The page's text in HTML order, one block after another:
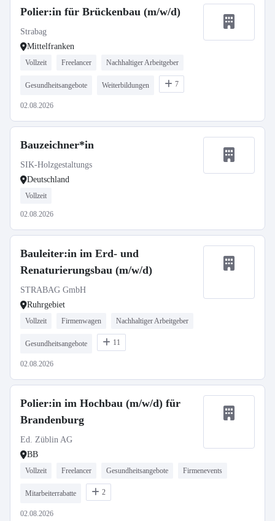
Polier:in für Brückenbau (m/w/d)
Strabag
Mittelfranken
Vollzeit Freelancer Nachhaltiger Arbeitgeber
Gesundheitsangebote Weiterbildungen 7
02.08.2026
Bauzeichner*in
SIK-Holzgestaltungs
Deutschland
Vollzeit
02.08.2026
Bauleiter:in im Erd- und
Renaturierungsbau (m/w/d)
STRABAG GmbH
Ruhrgebiet
Vollzeit Firmenwagen Nachhaltiger Arbeitgeber
Gesundheitsangebote 11
02.08.2026
Polier:in im Hochbau (m/w/d) für
Brandenburg
Ed. Züblin AG
BB
Vollzeit Freelancer Gesundheitsangebote Firmenevents
Mitarbeiterrabatte 2
02.08.2026